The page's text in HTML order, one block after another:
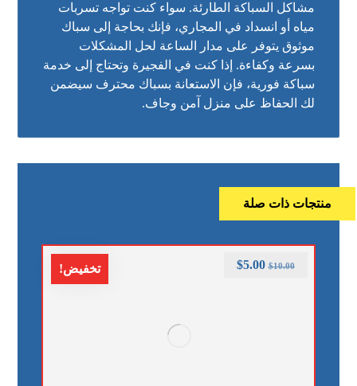
مشاكل السباكة الطارئة. سواء كنت تواجه تسربات
مياه أو انسداد في المجاري، فإنك بحاجة إلى سباك
موثوق يتوفر على مدار الساعة لحل المشكلات
بسرعة وكفاءة. إذا كنت في الفجيرة وتحتاج إلى خدمة
سباكة فورية، فإن الاستعانة بسباك محترف سيضمن
لك الحفاظ على منزل آمن وجاف.
منتجات ذات صلة
تخفيض! $10.00
$5.00